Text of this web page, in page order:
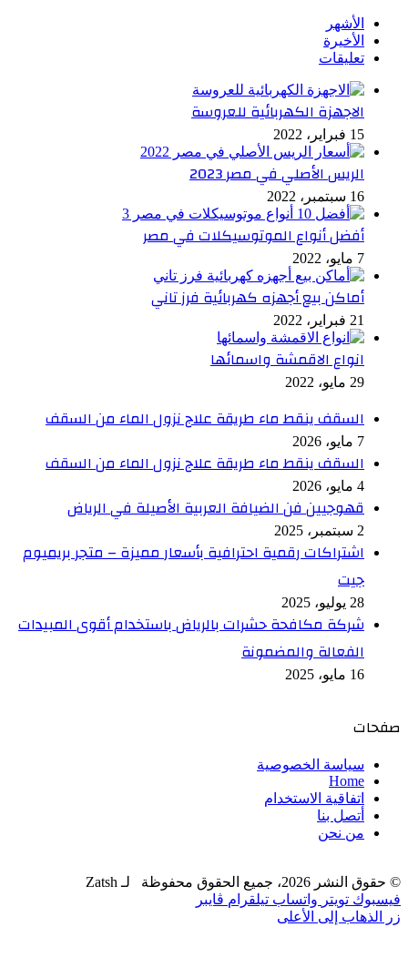
الأشهر
الأخيرة
تعليقات
الاجهزة الكهربائية للعروسة
15 فبراير، 2022
الريس الأصلي في مصر 2023
16 سبتمبر، 2022
أفضل أنواع الموتوسيكلات في مصر
7 مايو، 2022
أماكن بيع أجهزه كهربائية فرز تاني
21 فبراير، 2022
انواع الاقمشة واسمائها
29 مايو، 2022
السقف ينقط ماء طريقة علاج نزول الماء من السقف
7 مايو، 2026
السقف ينقط ماء طريقة علاج نزول الماء من السقف
4 مايو، 2026
قهوجيين فن الضيافة العربية الأصيلة في الرياض
2 سبتمبر، 2025
اشتراكات رقمية احترافية بأسعار مميزة – متجر بريميوم
جيت
28 يوليو، 2025
شركة مكافحة حشرات بالرياض باستخدام أقوى المبيدات
الفعالة والمضمونة
16 مايو، 2025
صفحات
سياسة الخصوصية
Home
اتفاقية الاستخدام
أتصل بنا
من نحن
© حقوق النشر 2026، جميع الحقوق محفوظة لـ Zatsh
فيسبوك تويتر واتساب تيلقرام ڤايبر
زر الذهاب إلى الأعلى